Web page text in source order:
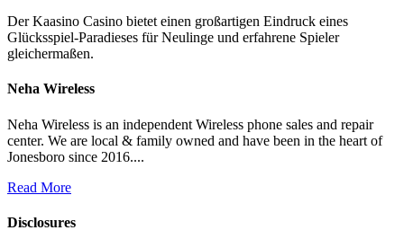
Der Kaasino Casino bietet einen großartigen Eindruck eines
Glücksspiel-Paradieses für Neulinge und erfahrene Spieler
gleichermaßen.
Neha Wireless
Neha Wireless is an independent Wireless phone sales and repair
center. We are local & family owned and have been in the heart of
Jonesboro since 2016....
Read More
Disclosures